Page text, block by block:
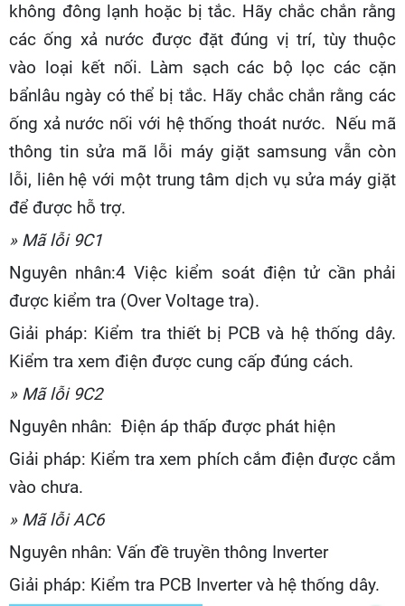
không đông lạnh hoặc bị tắc. Hãy chắc chắn rằng
các ống xả nước được đặt đúng vị trí, tùy thuộc
vào loại kết nối. Làm sạch các bộ lọc các cặn
bẩnlâu ngày có thể bị tắc. Hãy chắc chắn rằng các
ống xả nước nối với hệ thống thoát nước. Nếu mã
thông tin sửa mã lỗi máy giặt samsung vẫn còn
lỗi, liên hệ với một trung tâm dịch vụ sửa máy giặt
để được hỗ trợ.
» Mã lỗi 9C1
Nguyên nhân:4 Việc kiểm soát điện tử cần phải
được kiểm tra (Over Voltage tra).
Giải pháp: Kiểm tra thiết bị PCB và hệ thống dây.
Kiểm tra xem điện được cung cấp đúng cách.
» Mã lỗi 9C2
Nguyên nhân: Điện áp thấp được phát hiện
Giải pháp: Kiểm tra xem phích cắm điện được cắm
vào chưa.
» Mã lỗi AC6
Nguyên nhân: Vấn đề truyền thông Inverter
Giải pháp: Kiểm tra PCB Inverter và hệ thống dây.